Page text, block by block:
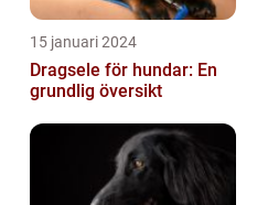
15 januari 2024
Dragsele för hundar: En
grundlig översikt